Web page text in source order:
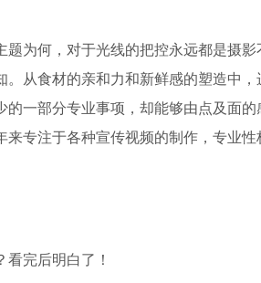
为何，对于光线的把控永远都是摄
从食材的亲和力和新鲜感的塑造中，
的一部分专业事项，却能够由点及面
专注于各种宣传视频的制作，专业性
完后明白了！